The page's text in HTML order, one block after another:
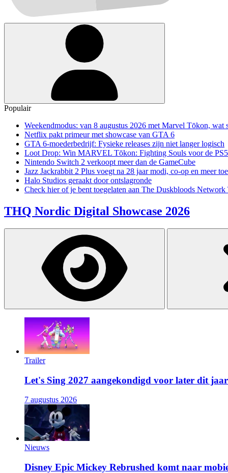
Populair
Weekendmodus: van 8 augustus 2026 met Marvel Tōkon, wat
Netflix pakt primeur met showcase van GTA 6
GTA 6-moederbedrijf: Fysieke releases zijn niet langer logisch
Loot Drop: Win MARVEL Tōkon: Fighting Souls voor de PS5
Nintendo Switch 2 verkoopt meer dan de GameCube
Jazz Jackrabbit 2 Plus voegt na 28 jaar modi, co-op en meer toe
Halo Studios geraakt door ontslagronde
Check hier of je bent toegelaten aan The Duskbloods Network
THQ Nordic Digital Showcase 2026
Trailer
Let's Sing 2027 aangekondigd voor later dit jaar
7 augustus 2026
Nieuws
Disney Epic Mickey Rebrushed komt naar